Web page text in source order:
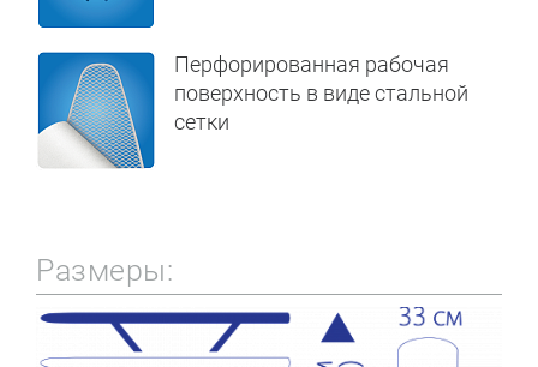
Перфорированная рабочая
поверхность в виде стальной
сетки
Размеры: